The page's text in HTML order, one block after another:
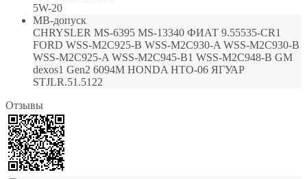
5W-20
МB-допуск
CHRYSLER MS-6395 MS-13340 ФИАТ 9.55535-CR1
FORD WSS-M2C925-B WSS-M2C930-A WSS-M2C930-B
WSS-M2C925-A WSS-M2C945-B1 WSS-M2C948-B GM
dexos1 Gen2 6094M HONDA HTO-06 ЯГУАР
STJLR.51.5122
Отзывы